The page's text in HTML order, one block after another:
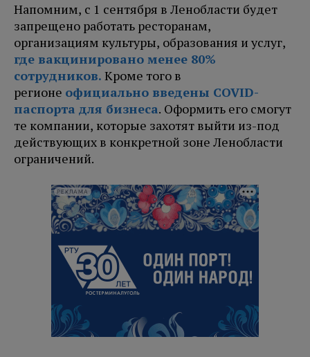
Напомним, с 1 сентября в Ленобласти будет
запрещено работать ресторанам,
организациям культуры, образования и услуг,
где вакцинировано менее 80%
сотрудников. Кроме того в
регионе официально введены COVID-
паспорта для бизнеса. Оформить его смогут
те компании, которые захотят выйти из-под
действующих в конкретной зоне Ленобласти
ограничений.
РЕКЛАМА